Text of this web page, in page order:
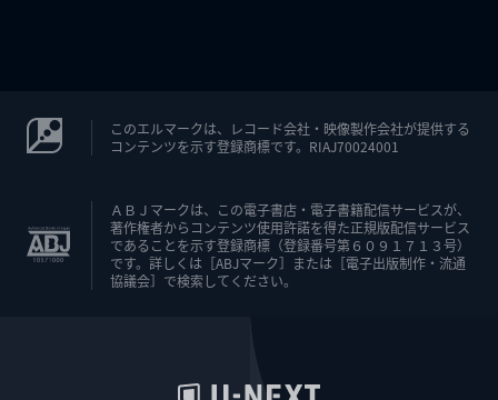
このエルマークは、レコード会社・映像製作会社が提供する
コンテンツを示す登録商標です。RIAJ70024001
ＡＢＪマークは、この電子書店・電子書籍配信サービスが、
著作権者からコンテンツ使用許諾を得た正規版配信サービス
であることを示す登録商標（登録番号第６０９１７１３号）
です。詳しくは［ABJマーク］または［電子出版制作・流通
協議会］で検索してください。